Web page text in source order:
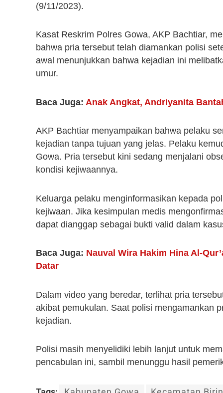
(9/11/2023).
Kasat Reskrim Polres Gowa, AKP Bachtiar,
bahwa pria tersebut telah diamankan polisi
awal menunjukkan bahwa kejadian ini
umur.
Baca Juga: Anak Angkat, Andriyanita
AKP Bachtiar menyampaikan bahwa pelaku
kejadian tanpa tujuan yang jelas. Pelaku
Gowa. Pria tersebut kini sedang menjalani
kondisi kejiwaannya.
Keluarga pelaku menginformasikan kepada
kejiwaan. Jika kesimpulan medis
dapat dianggap sebagai bukti valid dalam
Baca Juga: Nauval Wira Hakim Hina Al-
Datar
Dalam video yang beredar, terlihat pria
akibat pemukulan. Saat polisi mengamankan
kejadian.
Polisi masih menyelidiki lebih lanjut untuk
pencabulan ini, sambil menunggu hasil